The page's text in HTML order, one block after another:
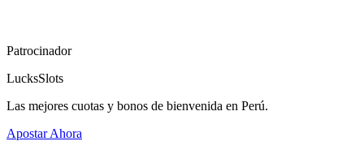
Patrocinador
LucksSlots
Las mejores cuotas y bonos de bienvenida en Perú.
Apostar Ahora